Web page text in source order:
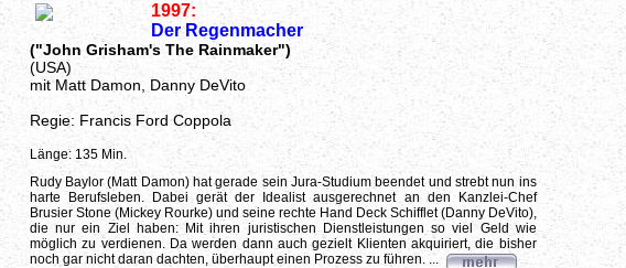
1997:
Der Regenmacher
("John Grisham's The Rainmaker")
(USA)
mit Matt Damon, Danny DeVito
Regie: Francis Ford Coppola
Länge: 135 Min.
Rudy Baylor (Matt Damon) hat gerade sein Jura-Studium beendet und strebt nun ins
harte Berufsleben. Dabei gerät der Idealist ausgerechnet an den Kanzlei-Chef
Brusier Stone (Mickey Rourke) und seine rechte Hand Deck Schifflet (Danny DeVito),
die nur ein Ziel haben: Mit ihren juristischen Dienstleistungen so viel Geld wie
möglich zu verdienen. Da werden dann auch gezielt Klienten akquiriert, die bisher
noch gar nicht daran dachten, überhaupt einen Prozess zu führen. ...